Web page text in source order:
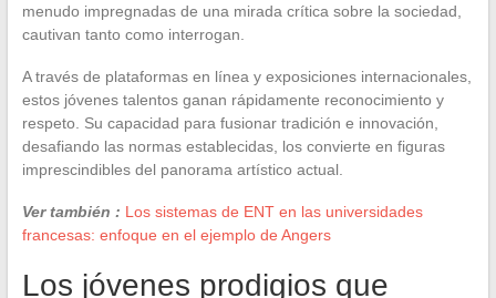
menudo impregnadas de una mirada crítica sobre la sociedad,
cautivan tanto como interrogan.
A través de plataformas en línea y exposiciones internacionales,
estos jóvenes talentos ganan rápidamente reconocimiento y
respeto. Su capacidad para fusionar tradición e innovación,
desafiando las normas establecidas, los convierte en figuras
imprescindibles del panorama artístico actual.
Ver también : Los sistemas de ENT en las universidades
francesas: enfoque en el ejemplo de Angers
Los jóvenes prodigios que